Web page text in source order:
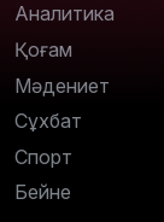
Аналитика
Қоғам
Мәдениет
Сұхбат
Спорт
Бейне